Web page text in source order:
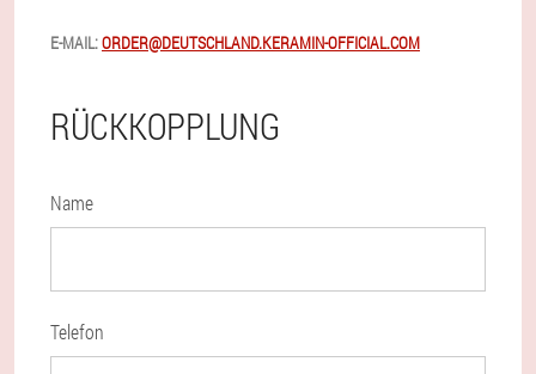
E-MAIL:ORDER@DEUTSCHLAND.KERAMIN-OFFICIAL.COM
RÜCKKOPPLUNG
Name
Telefon